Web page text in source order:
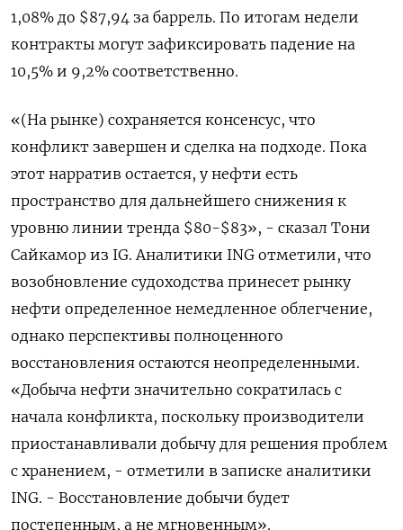
1,08% до $87,94 за баррель. По итогам ‌недели
контракты могут зафиксировать падение на
10,5% ​и 9,2% соответственно.
«(На рынке) сохраняется консенсус, что
конфликт ‌завершен и сделка на подходе. Пока
этот нарратив остается, у нефти есть
пространство для дальнейшего ​снижения к ​
уровню линии ‌тренда $80-$83», - сказал Тони
Сайкамор из IG. Аналитики ING отметили, ​что
возобновление судоходства принесет рынку
нефти определенное немедленное облегчение,
однако перспективы полноценного
восстановления остаются неопределенными.
«Добыча нефти значительно сократилась с
начала конфликта, поскольку производители
приостанавливали добычу для решения проблем
с хранением, - отметили в записке аналитики ​
ING. - Восстановление добычи будет
⁠постепенным, а не мгновенным».